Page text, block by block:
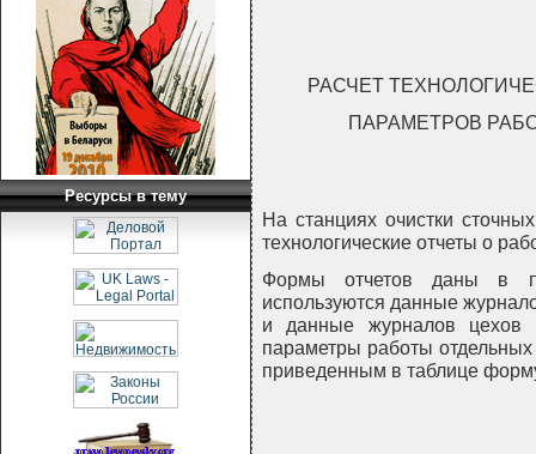
Ресурсы в тему
РАСЧЕТ
ПАРАМЕТРОВ
На станциях очистки
технологические отчеты о
Формы отчетов даны в
используются данные
и данные журналов цехов
параметры работы
приведенным в таблице